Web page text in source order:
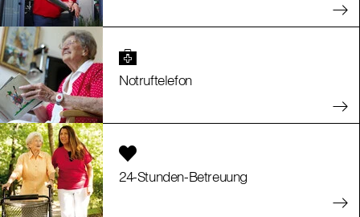
Notruftelefon
24-Stunden-Betreuung